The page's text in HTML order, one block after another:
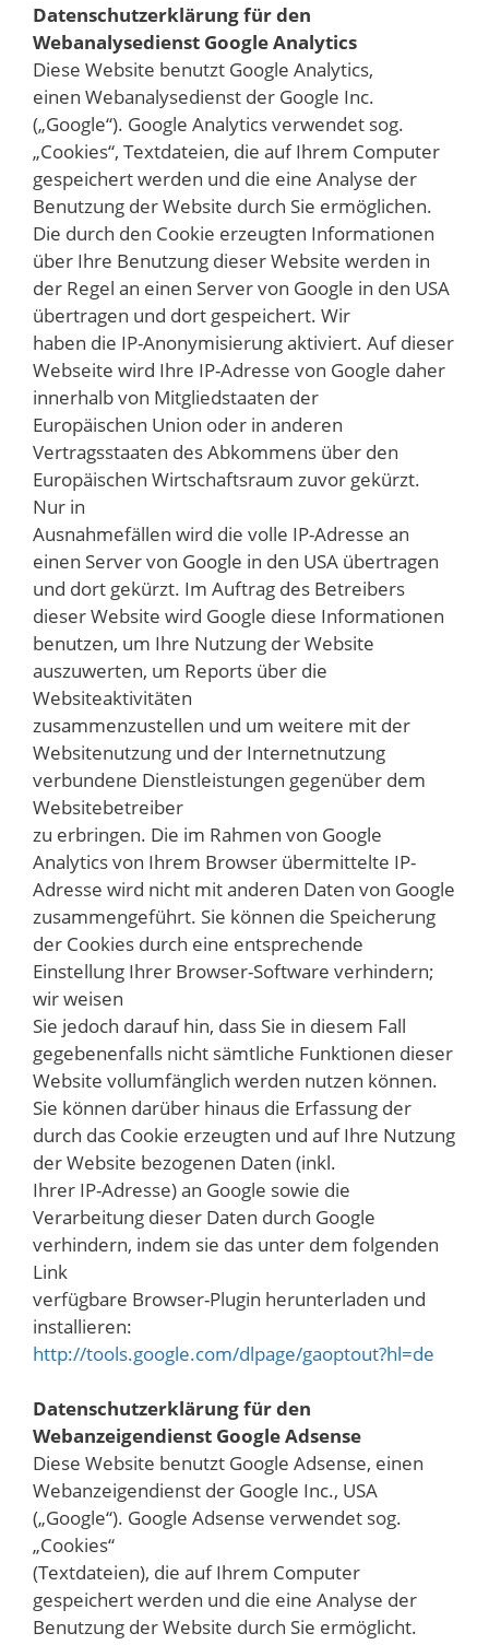
Datenschutzerklärung für den
Webanalysedienst Google Analytics
Diese Website benutzt Google Analytics,
einen Webanalysedienst der Google Inc.
(„Google“). Google Analytics verwendet sog.
„Cookies“, Textdateien, die auf Ihrem Computer
gespeichert werden und die eine Analyse der
Benutzung der Website durch Sie ermöglichen.
Die durch den Cookie erzeugten Informationen
über Ihre Benutzung dieser Website werden in
der Regel an einen Server von Google in den USA
übertragen und dort gespeichert. Wir
haben die IP-Anonymisierung aktiviert. Auf dieser
Webseite wird Ihre IP-Adresse von Google daher
innerhalb von Mitgliedstaaten der
Europäischen Union oder in anderen
Vertragsstaaten des Abkommens über den
Europäischen Wirtschaftsraum zuvor gekürzt.
Nur in
Ausnahmefällen wird die volle IP-Adresse an
einen Server von Google in den USA übertragen
und dort gekürzt. Im Auftrag des Betreibers
dieser Website wird Google diese Informationen
benutzen, um Ihre Nutzung der Website
auszuwerten, um Reports über die
Websiteaktivitäten
zusammenzustellen und um weitere mit der
Websitenutzung und der Internetnutzung
verbundene Dienstleistungen gegenüber dem
Websitebetreiber
zu erbringen. Die im Rahmen von Google
Analytics von Ihrem Browser übermittelte IP-
Adresse wird nicht mit anderen Daten von Google
zusammengeführt. Sie können die Speicherung
der Cookies durch eine entsprechende
Einstellung Ihrer Browser-Software verhindern;
wir weisen
Sie jedoch darauf hin, dass Sie in diesem Fall
gegebenenfalls nicht sämtliche Funktionen dieser
Website vollumfänglich werden nutzen können.
Sie können darüber hinaus die Erfassung der
durch das Cookie erzeugten und auf Ihre Nutzung
der Website bezogenen Daten (inkl.
Ihrer IP-Adresse) an Google sowie die
Verarbeitung dieser Daten durch Google
verhindern, indem sie das unter dem folgenden
Link
verfügbare Browser-Plugin herunterladen und
installieren:
http://tools.google.com/dlpage/gaoptout?hl=de
Datenschutzerklärung für den
Webanzeigendienst Google Adsense
Diese Website benutzt Google Adsense, einen
Webanzeigendienst der Google Inc., USA
(„Google“). Google Adsense verwendet sog.
„Cookies“
(Textdateien), die auf Ihrem Computer
gespeichert werden und die eine Analyse der
Benutzung der Website durch Sie ermöglicht.